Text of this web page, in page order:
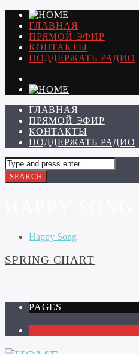
ГЛАВНАЯ
ПРЯМОЙ ЭФИР
КОНТАКТЫ
ПОДДЕРЖАТЬ РАДИО
ГЛАВНАЯ
ПРЯМОЙ ЭФИР
КОНТАКТЫ
ПОДДЕРЖАТЬ РАДИО
Happy Song
SPRING CHART
PAGES